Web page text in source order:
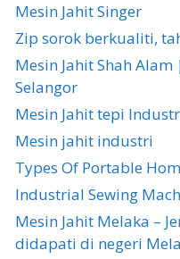
Mesin Jahit Singer
Zip sorok berkualiti,
Mesin Jahit Shah
Selangor
Mesin Jahit tepi
Mesin jahit industri
Types Of Portable
Industrial Sewing
Mesin Jahit Melaka –
didapati di negeri